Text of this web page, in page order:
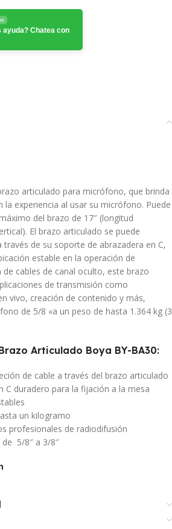
ayuda? Chatea con
articulado para micrófono, que brinda
la experiencia al usar su micrófono. Puede
del brazo de 17″ (longitud
El brazo articulado se puede
de su soporte de abrazadera en C,
estable en la operación de
cables de canal oculto, este brazo
de transmisión como
vivo, creación de contenido y más,
de 5/8 «a un peso de hasta 1.364 kg (3
Articulado Boya BY-BA30:
de cable a través del brazo articulado
C duradero para la fijación a la mesa
un kilogramo
profesionales de radiodifusión
5/8″ a 3/8″